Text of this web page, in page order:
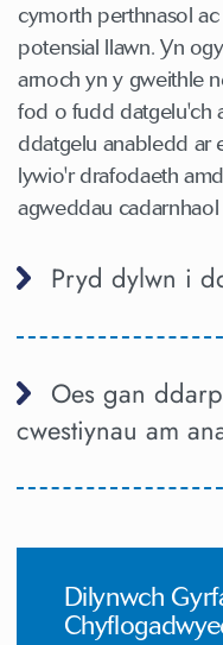
cymorth perthnasol
potensial llawn. Yn
arnoch yn y gweithle
fod o fudd datgelu'ch
ddatgelu anabledd ar
lywio'r drafodaeth
agweddau
Pryd dylwn i
Oes gan
cwestiynau am
Dilynwch